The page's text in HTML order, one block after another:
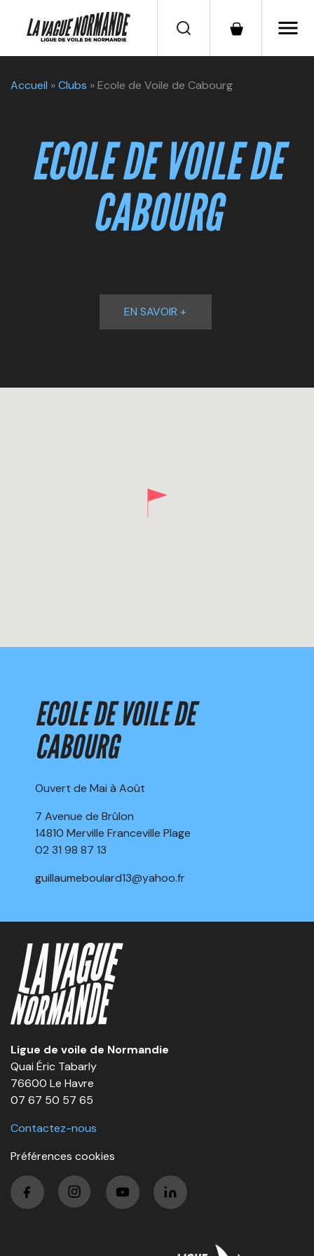
menu
Accueil »Clubs »Ecole de Voile de Cabourg
ECOLE DE VOILE DE
CABOURG
EN SAVOIR +
ECOLE DE VOILE DE
CABOURG
Ouvert de Mai à Août
7 Avenue de Brûlon
14810 Merville Franceville Plage
02 31 98 87 13
guillaumeboulard13@yahoo.fr
Ligue de voile de Normandie
Quai Éric Tabarly
76600 Le Havre
07 67 50 57 65
Contactez-nous
Préférences cookies